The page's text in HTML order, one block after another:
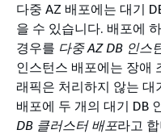
다중 AZ 배포에는 대기
을 수 있습니다. 배포에
경우를 다중 AZ DB 인스
인스턴스 배포에는 장애
래픽은 처리하지 않는 대
배포에 두 개의 대기 DB
DB 클러스터 배포라고